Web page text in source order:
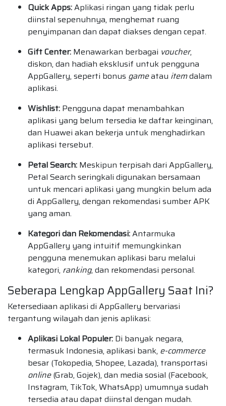
Quick Apps:Aplikasi ringan yang tidak perlu
diinstal sepenuhnya, menghemat ruang
penyimpanan dan dapat diakses dengan cepat.
Gift Center: Menawarkan berbagai voucher,
diskon, dan hadiah eksklusif untuk pengguna
AppGallery, seperti bonus gameatau itemdalam
aplikasi.
Wishlist: Pengguna dapat menambahkan
aplikasi yang belum tersedia ke daftar keinginan,
dan Huawei akan bekerja untuk menghadirkan
aplikasi tersebut.
Petal Search: Meskipun terpisah dari AppGallery,
Petal Search seringkali digunakan bersamaan
untuk mencari aplikasi yang mungkin belum ada
di AppGallery, dengan rekomendasi sumber APK
yang aman.
Kategori dan Rekomendasi:Antarmuka
AppGallery yang intuitif memungkinkan
pengguna menemukan aplikasi baru melalui
kategori, ranking, dan rekomendasi personal.
Seberapa Lengkap AppGallery Saat Ini?
Ketersediaan aplikasi di AppGallery bervariasi
tergantung wilayah dan jenis aplikasi:
Aplikasi Lokal Populer: Di banyak negara,
termasuk Indonesia, aplikasi bank, e-commerce
besar (Tokopedia, Shopee, Lazada), transportasi
online(Grab, Gojek), dan media sosial (Facebook,
Instagram, TikTok, WhatsApp) umumnya sudah
tersedia atau dapat diinstal dengan mudah.